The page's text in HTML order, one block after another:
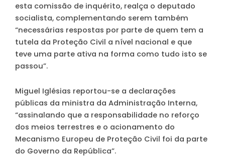
esta comissão de inquérito, realça o deputado
socialista, complementando serem também
“necessárias respostas por parte de quem tem a
tutela da Proteção Civil a nível nacional e que
teve uma parte ativa na forma como tudo isto se
passou”.
Miguel Iglésias reportou-se a declarações
públicas da ministra da Administração Interna,
“assinalando que a responsabilidade no reforço
dos meios terrestres e o acionamento do
Mecanismo Europeu de Proteção Civil foi da parte
do Governo da República”.